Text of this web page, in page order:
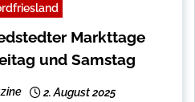
Markttage
und Samstag
2. August 2025